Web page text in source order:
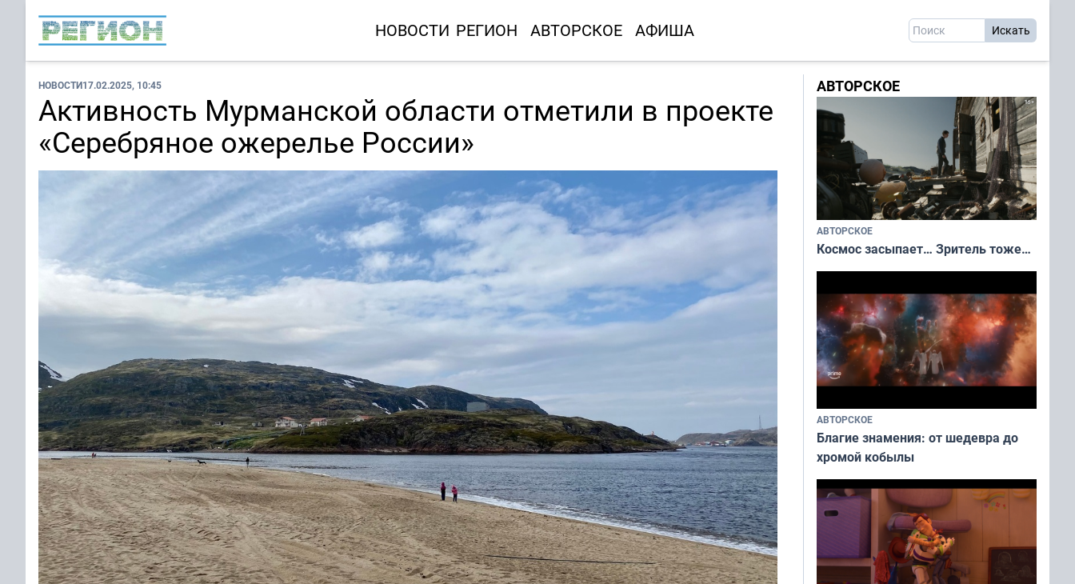
НОВОСТИ РЕГИОН АВТОРСКОЕ АФИША
НОВОСТИ17.02.2025, 10:45
Активность Мурманской области отметили в проекте
«Серебряное ожерелье России»
АВТОРСКОЕ
АВТОРСКОЕ
Космос засыпает… Зритель тоже…
АВТОРСКОЕ
Благие знамения: от шедевра до
хромой кобылы